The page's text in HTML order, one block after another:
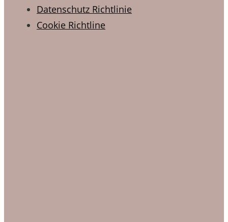
Datenschutz Richtlinie
Cookie Richtline